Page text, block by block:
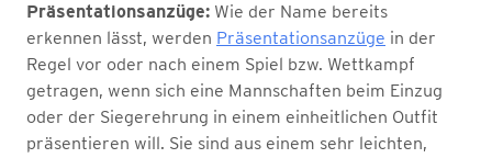
Präsentationsanzüge: Wie der Name bereits
erkennen lässt, werden Präsentationsanzüge in der
Regel vor oder nach einem Spiel bzw. Wettkampf
getragen, wenn sich eine Mannschaften beim Einzug
oder der Siegerehrung in einem einheitlichen Outfit
präsentieren will. Sie sind aus einem sehr leichten,